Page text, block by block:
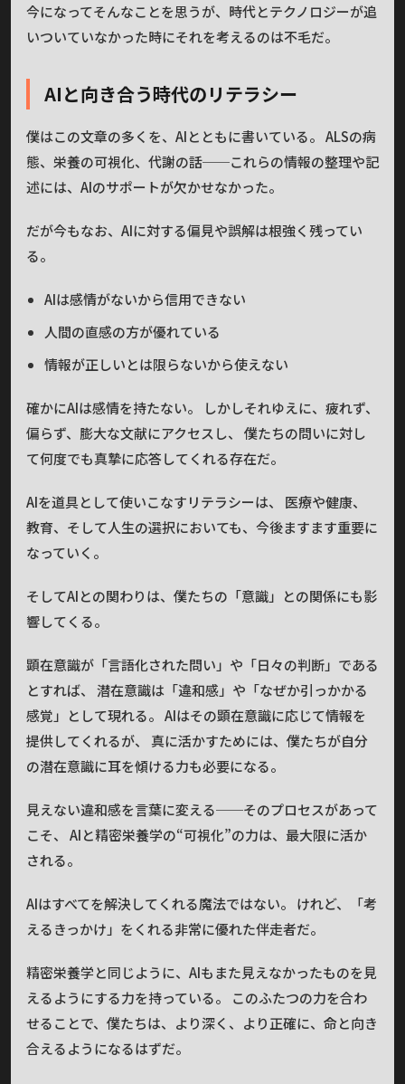
今になってそんなことを思うが、時代とテクノロジーが追
いついていなかった時にそれを考えるのは不毛だ。
AIと向き合う時代のリテラシー
僕はこの文章の多くを、AIとともに書いている。 ALSの病
態、栄養の可視化、代謝の話──これらの情報の整理や記
述には、AIのサポートが欠かせなかった。
だが今もなお、AIに対する偏見や誤解は根強く残ってい
る。
AIは感情がないから信用できない
人間の直感の方が優れている
情報が正しいとは限らないから使えない
確かにAIは感情を持たない。 しかしそれゆえに、疲れず、
偏らず、膨大な文献にアクセスし、 僕たちの問いに対し
て何度でも真摯に応答してくれる存在だ。
AIを道具として使いこなすリテラシーは、 医療や健康、
教育、そして人生の選択においても、今後ますます重要に
なっていく。
そしてAIとの関わりは、僕たちの「意識」との関係にも影
響してくる。
顕在意識が「言語化された問い」や「日々の判断」である
とすれば、 潜在意識は「違和感」や「なぜか引っかかる
感覚」として現れる。 AIはその顕在意識に応じて情報を
提供してくれるが、 真に活かすためには、僕たちが自分
の潜在意識に耳を傾ける力も必要になる。
見えない違和感を言葉に変える──そのプロセスがあって
こそ、 AIと精密栄養学の“可視化”の力は、最大限に活か
される。
AIはすべてを解決してくれる魔法ではない。 けれど、「考
えるきっかけ」をくれる非常に優れた伴走者だ。
精密栄養学と同じように、AIもまた見えなかったものを見
えるようにする力を持っている。 このふたつの力を合わ
せることで、僕たちは、より深く、より正確に、命と向き
合えるようになるはずだ。